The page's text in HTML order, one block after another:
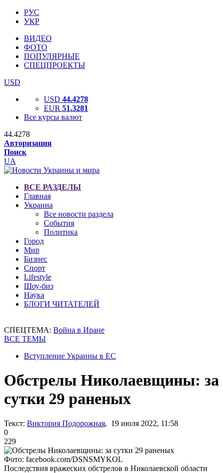
РУС
УКР
ВИДЕО
ФОТО
ПОПУЛЯРНЫЕ
СПЕЦПРОЕКТЫ
USD
USD 44.4278
EUR 51.3281
Все курсы валют
44.4278
Авторизация
Поиск
UA
ВСЕ РАЗДЕЛЫ
Главная
Украина
Все новости раздела
События
Политика
Город
Мир
Бизнес
Спорт
Lifestyle
Шоу-биз
Наука
БЛОГИ ЧИТАТЕЛЕЙ
СПЕЦТЕМА: Война в Иране
ВСЕ ТЕМЫ
Вступление Украины в ЕС
Обстрелы Николаевщины: за
сутки 29 раненых
Текст: Виктория Подорожная, 19 июля 2022, 11:58
0
229
Фото: facebook.com/DSNSMYKOL
Последствия вражеских обстрелов в Николаевской области